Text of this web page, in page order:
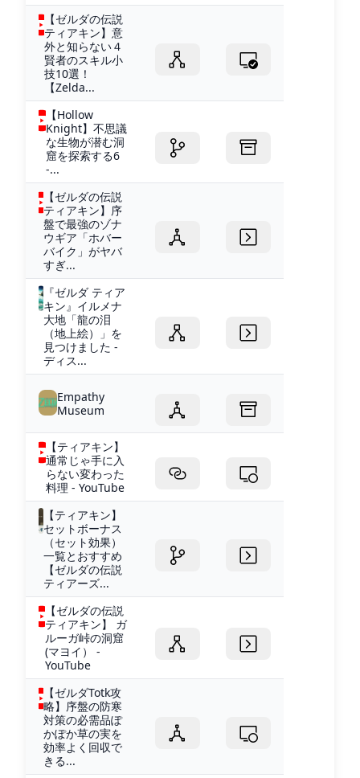
【ゼルダの伝説
ティアキン】意
外と知らない４
賢者のスキル小
技10選！
【Zelda...
【Hollow
Knight】不思議
な生物が潜む洞
窟を探索する6
-...
【ゼルダの伝説
ティアキン】序
盤で最強のゾナ
ウギア「ホバー
バイク」がヤバ
すぎ...
『ゼルダ ティア
キン』イルメナ
大地「龍の泪
（地上絵）」を
見つけました -
ディス...
Empathy
Museum
【ティアキン】
通常じゃ手に入
らない変わった
料理 - YouTube
【ティアキン】
セットボーナス
（セット効果）
一覧とおすすめ
【ゼルダの伝説
ティアーズ...
【ゼルダの伝説
ティアキン】 ガ
ルーガ峠の洞窟
(マヨイ） -
YouTube
【ゼルダTotk攻
略】序盤の防寒
対策の必需品ぽ
かぽか草の実を
効率よく回収で
きる...